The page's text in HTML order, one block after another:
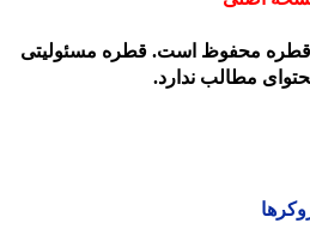
محفوظ است. قطره مسئولیتی
مطالب ندارد.